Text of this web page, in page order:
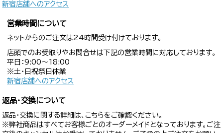
新宿店舗へのアクセス
営業時間について
ネットからのご注文は24時間受け付けております。
店頭でのお受取りやお問合せは下記の営業時間に対応しております。
平日：9:00〜18:00
※土・日祝祭日休業
新宿店舗へのアクセス
返品・交換について
返品・交換に関する詳細は、こちらをご確認ください。
※弊社商品はすべてお客様ごとのオーダーメイドとなっております。ご注